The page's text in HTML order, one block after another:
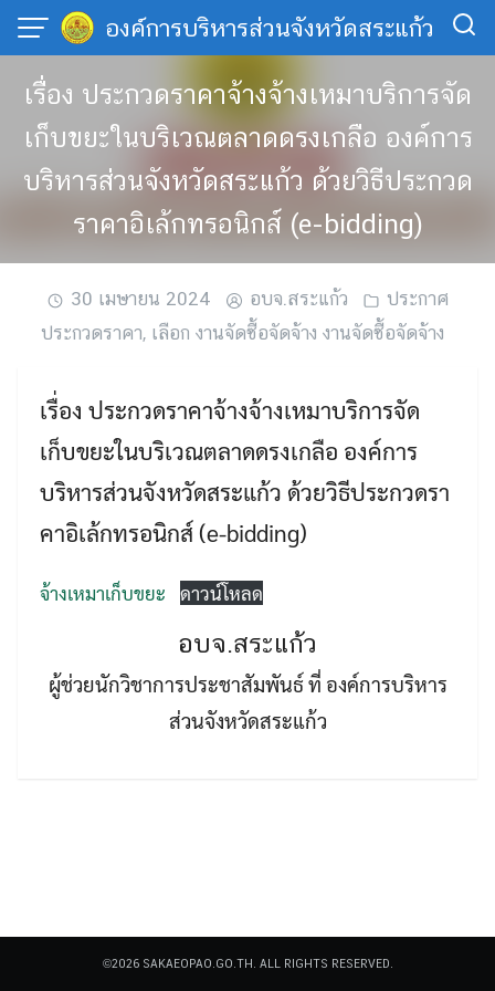
Skip
content
องค์การบริหารส่วนจังหวัดสระแก้ว
for:
Search
เรื่อง ประกวดราคาจ้างจ้างเหมาบริการจัด
เก็บขยะในบริเวณตลาดดรงเกลือ องค์การ
บริหารส่วนจังหวัดสระแก้ว ด้วยวิธีประกวด
ราคาอิเล้กทรอนิกส์ (e-bidding)
30 เมษายน 2024 อบจ.สระแก้ว
ประกาศ
ประกวดราคา, เลือก งานจัดซื้อจัดจ้าง งานจัดซื้อจัดจ้าง
เรื่อง ประกวดราคาจ้างจ้างเหมาบริการจัด
เก็บขยะในบริเวณตลาดดรงเกลือ องค์การ
บริหารส่วนจังหวัดสระแก้ว ด้วยวิธีประกวดรา
คาอิเล้กทรอนิกส์ (e-bidding)
จ้างเหมาเก็บขยะ ดาวน์โหลด
อบจ.สระแก้ว
ผู้ช่วยนักวิชาการประชาสัมพันธ์ ที่ องค์การบริหาร
ส่วนจังหวัดสระแก้ว
©2026 SAKAEOPAO.GO.TH. ALL RIGHTS RESERVED.